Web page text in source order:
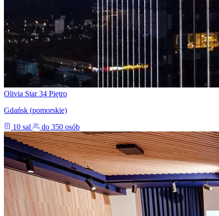
Olivia Star 34 Piętro
Gdańsk (pomorskie)
10 sal
do 350 osób